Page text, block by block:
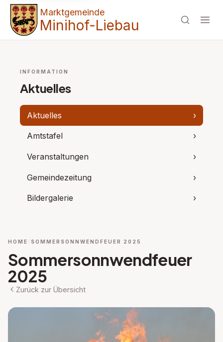
Marktgemeinde
Minihof-Liebau
INFORMATION
Aktuelles
Aktuelles ›
Amtstafel ›
Veranstaltungen ›
Gemeindezeitung ›
Bildergalerie ›
HOME SOMMERSONNWENDFEUER 2025
Sommersonnwendfeuer
2025
Zurück zur Übersicht